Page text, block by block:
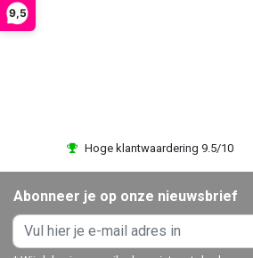
9,5
Hoge klantwaardering 9.5/10
Abonneer je op onze nieuwsbrief